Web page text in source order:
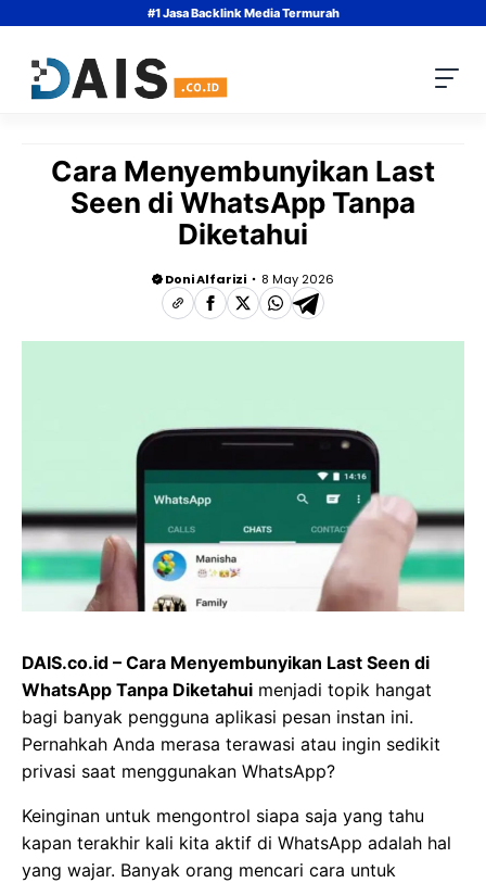
content
#1 Jasa Backlink Media Termurah
Cara Menyembunyikan Last
Seen di WhatsApp Tanpa
Diketahui
Doni Alfarizi 8 May 2026
DAIS.co.id – Cara Menyembunyikan Last Seen di
WhatsApp Tanpa Diketahui menjadi topik hangat
bagi banyak pengguna aplikasi pesan instan ini.
Pernahkah Anda merasa terawasi atau ingin sedikit
privasi saat menggunakan WhatsApp?
Keinginan untuk mengontrol siapa saja yang tahu
kapan terakhir kali kita aktif di WhatsApp adalah hal
yang wajar. Banyak orang mencari cara untuk